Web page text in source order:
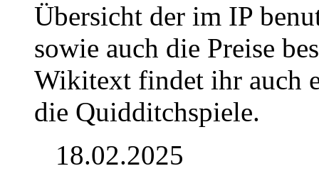
Übersicht der im IP
sowie auch die Preise
Wikitext findet ihr auch
die Quidditchspiele.
18.02.2025